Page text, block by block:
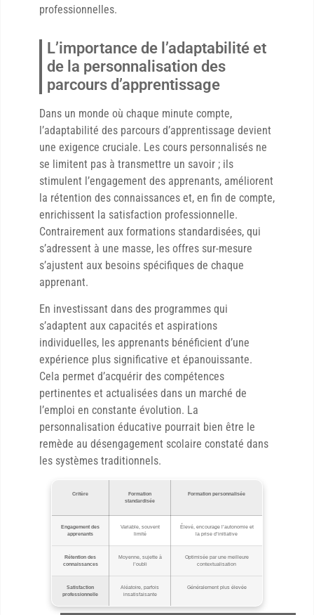
professionnelles.
L’importance de l’adaptabilité et
de la personnalisation des
parcours d’apprentissage
Dans un monde où chaque minute compte,
l’adaptabilité des parcours d’apprentissage devient
une exigence cruciale. Les cours personnalisés ne
se limitent pas à transmettre un savoir ; ils
stimulent l’engagement des apprenants, améliorent
la rétention des connaissances et, en fin de compte,
enrichissent la satisfaction professionnelle.
Contrairement aux formations standardisées, qui
s’adressent à une masse, les offres sur-mesure
s’ajustent aux besoins spécifiques de chaque
apprenant.
En investissant dans des programmes qui
s’adaptent aux capacités et aspirations
individuelles, les apprenants bénéficient d’une
expérience plus significative et épanouissante.
Cela permet d’acquérir des compétences
pertinentes et actualisées dans un marché de
l’emploi en constante évolution. La
personnalisation éducative pourrait bien être le
remède au désengagement scolaire constaté dans
les systèmes traditionnels.
Critère
Formation
standardisée
Formation personnalisée
Engagement des
apprenants
Variable, souvent
limité
Élevé, encourage l’autonomie et
la prise d’initiative
Rétention des
connaissances
Moyenne, sujette à
l’oubli
Optimisée par une meilleure
contextualisation
Satisfaction
professionnelle
Aléatoire, parfois
insatisfaisante
Généralement plus élevée